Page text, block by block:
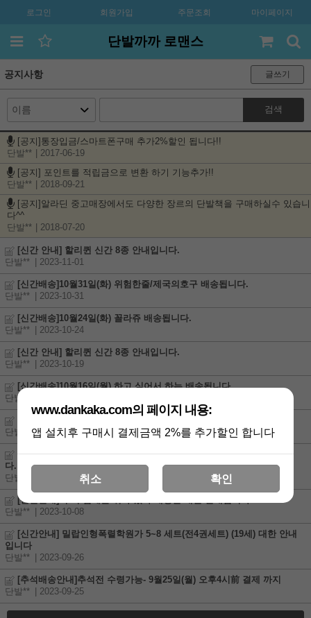
로그인 회원가입 주문조회 마이페이지
단발까까 로맨스
공지사항 글쓰기
검색
[공지]통장입금/스마트폰구매 추가2%할인 됩니다!!
단발**
| 2017-06-19
[공지] 포인트를 적립금으로 변환 하기 기능추가!!
단발**
| 2018-09-21
[공지]알라딘 중고매장에서도 다양한 장르의 단발책을 구매하실수 있습니
다^^
단발**
| 2018-07-20
[신간 안내] 할리퀸 신간 8종 안내입니다.
단발**
| 2023-11-01
[신간배송]10월31일(화) 위험한줄/제국의호구 배송됩니다.
단발**
| 2023-10-31
[신간배송]10월24일(화) 꼴라쥬 배송됩니다.
단발**
| 2023-10-24
[신간 안내] 할리퀸 신간 8종 안내입니다.
단발**
| 2023-10-19
[신간배송]10월16일(월) 하고 싶어서 하는 배송됩니다.
단발**
단발** | 2023-10-13
[신간안내] 제국의 호구를 구원하기 위하여(전2권세트) 대한 안내입니
다.
단발**
| 2023-10-13
[신간안내] 우리 집에는 쥐가 있다 개정판 대한 안내입니다
단발**
| 2023-10-08
[신간안내] 밀랍인형폭렬학원가 5~8 세트(전4권세트) (19세) 대한 안내
입니다
단발**
| 2023-09-26
[추석배송안내]추석전 수령가능- 9월25일(월) 오후4시前 결제 까지
단발**
| 2023-09-25
www.dankaka.com의 페이지 내용:
앱 설치후 구매시 결제금액 2%를 추가할인 합니다
취소 확인